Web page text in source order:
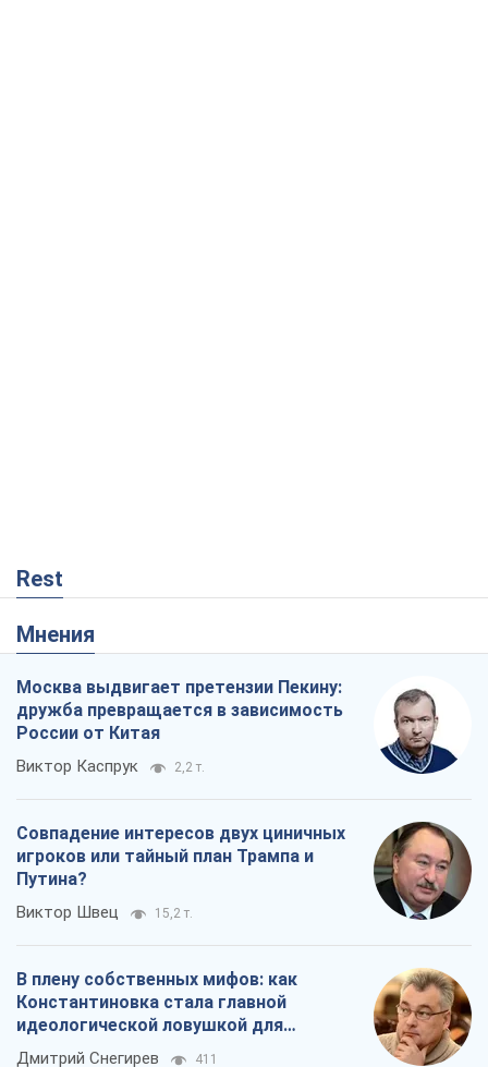
Rest
Мнения
Москва выдвигает претензии Пекину:
дружба превращается в зависимость
России от Китая
Виктор Каспрук 2,2 т.
Совпадение интересов двух циничных
игроков или тайный план Трампа и
Путина?
Виктор Швец 15,2 т.
В плену собственных мифов: как
Константиновка стала главной
идеологической ловушкой для
российских оккупантов
Дмитрий Снегирев 411